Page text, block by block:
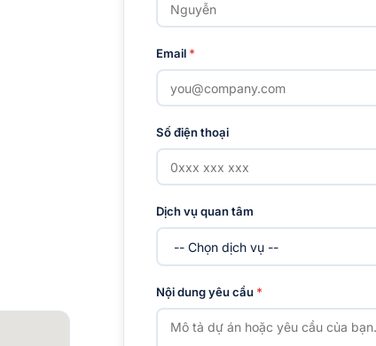
Email *
Số điện thoại
Dịch vụ quan tâm
Nội dung yêu cầu *